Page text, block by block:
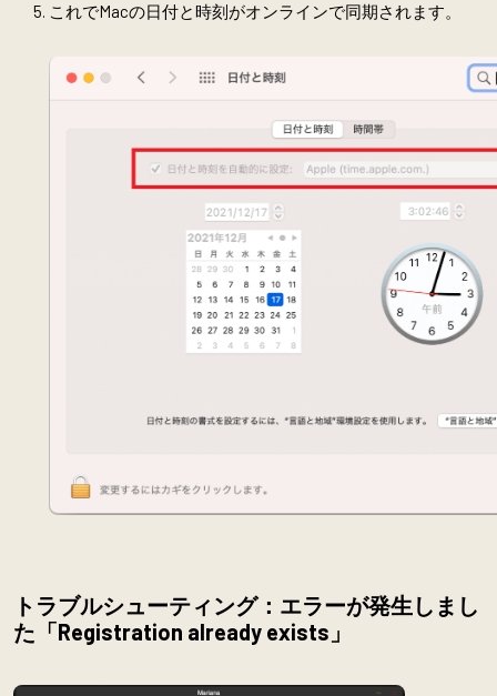
これでMacの日付と時刻がオンラインで同期されます。
トラブルシューティング：エラーが発生しまし
た「Registration already exists」